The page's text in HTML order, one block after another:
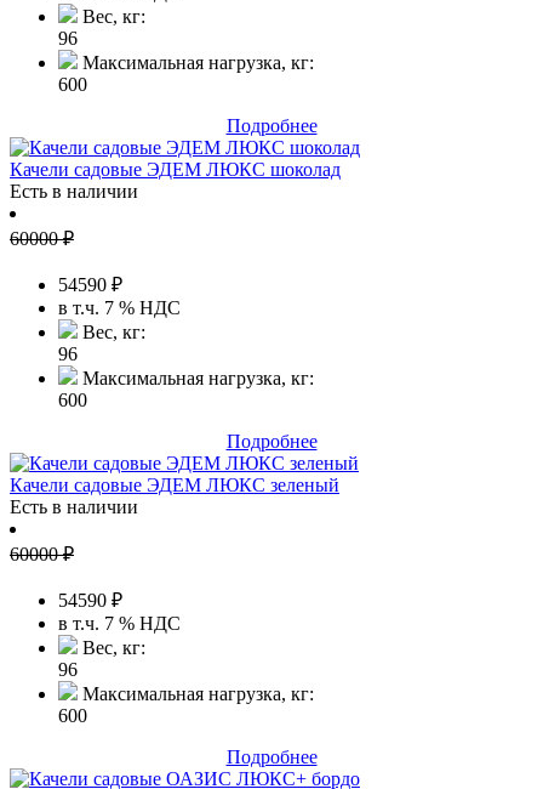
Вес, кг:
96
Максимальная нагрузка, кг:
600
Подробнее
Качели садовые ЭДЕМ ЛЮКС шоколад
Есть в наличии
60000₽
54590 ₽
в т.ч. 7 % НДС
Вес, кг:
96
Максимальная нагрузка, кг:
600
Подробнее
Качели садовые ЭДЕМ ЛЮКС зеленый
Есть в наличии
60000₽
54590 ₽
в т.ч. 7 % НДС
Вес, кг:
96
Максимальная нагрузка, кг:
600
Подробнее